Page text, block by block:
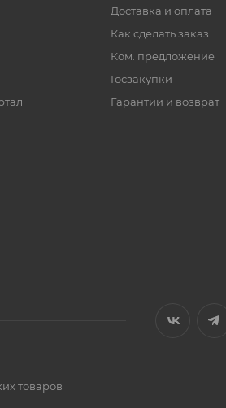
Доставка и оплата
Как сделать заказ
Ком. предложение
Госзакупки
Гарантии и возврат
товаров